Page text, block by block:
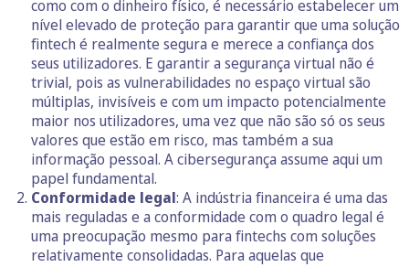
como com o dinheiro físico, é necessário estabelecer um
nível elevado de proteção para garantir que uma solução
fintech é realmente segura e merece a confiança dos
seus utilizadores. E garantir a segurança virtual não é
trivial, pois as vulnerabilidades no espaço virtual são
múltiplas, invisíveis e com um impacto potencialmente
maior nos utilizadores, uma vez que não são só os seus
valores que estão em risco, mas também a sua
informação pessoal. A cibersegurança assume aqui um
papel fundamental.
Conformidade legal: A indústria financeira é uma das
mais reguladas e a conformidade com o quadro legal é
uma preocupação mesmo para fintechs com soluções
relativamente consolidadas. Para aquelas que